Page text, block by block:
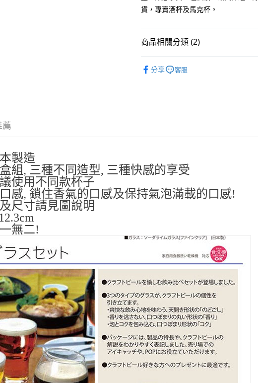
ATM付款
運送方式
每筆NT$65，滿NT$999(含以上)免運費
每筆NT$65，滿NT$999(含以上)免運費
每筆NT$100，滿NT$999(含以上)免運
貨，專賣酒杯及馬克杯。
商品相關分類 (2)
分享 客服
薦
製造
組, 三種不同造型, 三種快感的享受
使用不同款杯子
感, 鎖住香氣的口感及保持氣泡滿載的口感!
尺寸請見圖說明
無二!